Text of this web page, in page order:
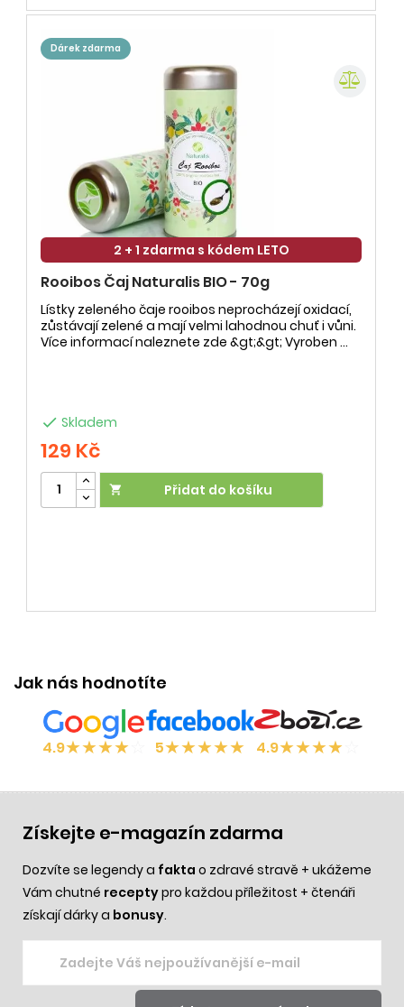
dárek zdarma
2 + 1 zdarma s kódem LETO
Rooibos Čaj Naturalis BIO - 70g
Lístky zeleného čaje rooibos neprocházejí oxidací,
zůstávají zelené a mají velmi lahodnou chuť i vůni.
Více informací naleznete zde &gt;&gt; Vyroben ...
 Skladem
129 Kč
 Přidat do košíku
Jak nás hodnotíte
4.9★★★★ 5★★★★★ 4.9★★★★
Získejte e-magazín zdarma
Dozvíte se legendy a fakta o zdravé stravě + ukážeme
Vám chutné receptypro každou příležitost + čtenáři
získají dárky a bonusy.